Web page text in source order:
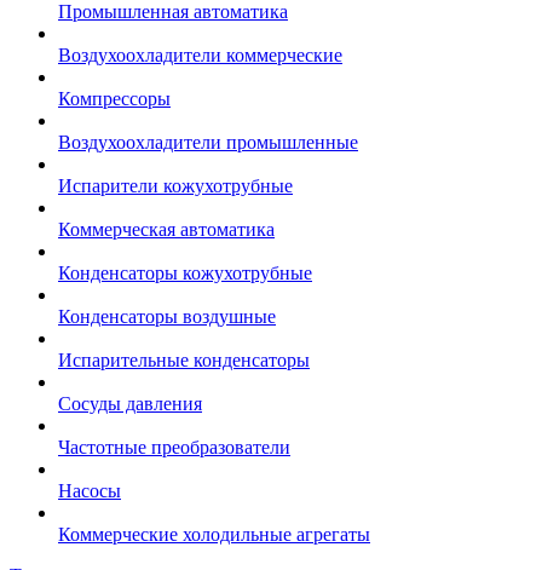
Промышленная автоматика
Воздухоохладители коммерческие
Компрессоры
Воздухоохладители промышленные
Испарители кожухотрубные
Коммерческая автоматика
Конденсаторы кожухотрубные
Конденсаторы воздушные
Испарительные конденсаторы
Сосуды давления
Частотные преобразователи
Насосы
Коммерческие холодильные агрегаты